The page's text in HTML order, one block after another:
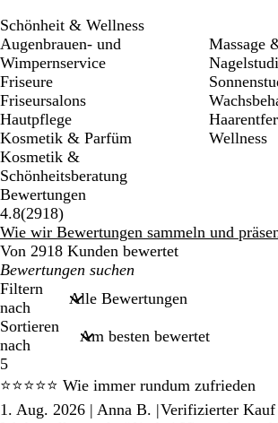
Schönheit & Wellness
Augenbrauen- und
Wimpernservice
Friseure
Friseursalons
Hautpflege
Kosmetik & Parfüm
Kosmetik &
Schönheitsberatung
Massage
Wellness
Bewertungen
4.8(29182918
Bewertungen
)
Wie wir Bewertungen sammeln und
Von 2918 Kunden bewertet
Meine
Sucheingaben
Filtern
nach
Sortieren
nach
5
⭐⭐⭐⭐⭐ Wie immer rundum zufrieden
1. Aug. 2026 | Anna B. |Verifizierter Kauf